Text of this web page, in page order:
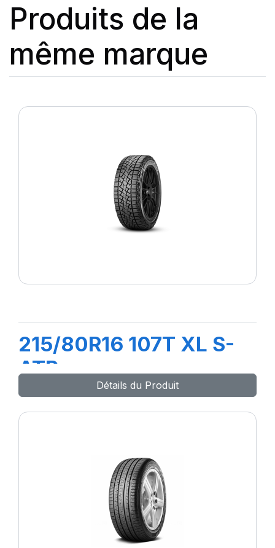
Produits de la
même marque
215/80R16 107T XL S-
ATR
Détails du Produit